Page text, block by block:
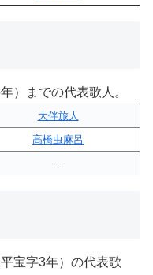
）までの代表歌人。
大伴旅人
高橋虫麻呂
–
宝字3年）の代表歌